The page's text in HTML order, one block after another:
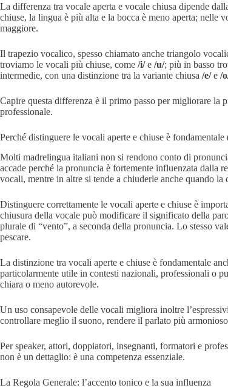
La differenza tra vocale aperta e vocale chiusa dipende
chiuse, la lingua è più alta e la bocca è meno aperta; nelle
maggiore.
Il trapezio vocalico, spesso chiamato anche triangolo
troviamo le vocali più chiuse, come /i/e /u/; più in basso
intermedie, con una distinzione tra la variante chiusa /e/e /
Capire questa differenza è il primo passo per migliorare la
professionale.
Perché distinguere le vocali aperte e chiuse è
Molti madrelingua italiani non si rendono conto di
accade perché la pronuncia è fortemente influenzata dalla
vocali, mentre in altre si tende a chiuderle anche quando
Distinguere correttamente le vocali aperte e chiuse è
chiusura della vocale può modificare il significato della
plurale di “vento”, a seconda della pronuncia. Lo stesso
pescare.
La distinzione tra vocali aperte e chiuse è fondamentale
particolarmente utile in contesti nazionali, professionali o
chiara o meno autorevole.
Un uso consapevole delle vocali migliora inoltre
controllare meglio il suono, rendere il parlato più
Per speaker, attori, doppiatori, insegnanti, formatori e
non è un dettaglio: è una competenza essenziale.
La Regola Generale: l’accento tonico e la sua influenza